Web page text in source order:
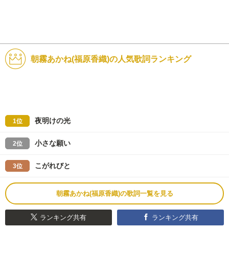
朝霧あかね(福原香織)の人気歌詞ランキング
1位 夜明けの光
2位 小さな願い
3位 こがれびと
朝霧あかね(福原香織)の歌詞一覧を見る
ランキング共有 ランキング共有